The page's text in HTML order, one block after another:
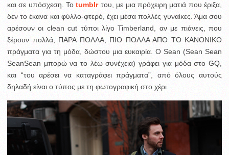
και σε υπόσχεση. Τοtumblrτου, με μια πρόχειρη ματιά που έριξα,
δεν το έκανα και φύλλο-φτερό, έχει μέσα πολλές γυναίκες. Άμα σου
αρέσουν οι clean cut τύποι λίγο Timberland, αν με πιάνεις, που
ξέρουν πολλά, ΠΑΡΑ ΠΟΛΛΑ, ΠΙΟ ΠΟΛΛΑ ΑΠΟ ΤΟ ΚΑΝΟΝΙΚΟ
πράγματα για τη μόδα, δώστου μια ευκαιρία. Ο Sean (Sean Sean
SeanSean μπορώ να το λέω συνέχεια) γράφει για μόδα στο GQ,
και “του αρέσει να καταγράφει πράγματα”, από όλους αυτούς
δηλαδή είναι ο τύπος με τη φωτογραφική στο χέρι.